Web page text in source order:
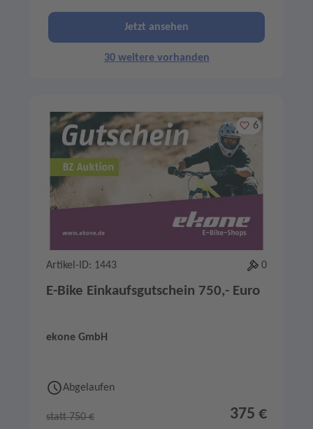
Jetzt ansehen
30 weitere vorhanden
Merken
6
Artikel-ID: 1443 0
E-Bike Einkaufsgutschein 750,- Euro
ekone GmbH
Abgelaufen
statt 750 € 375 €